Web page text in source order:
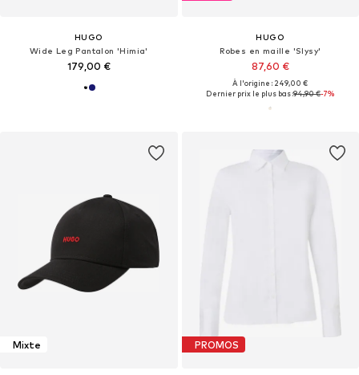
HUGO
Wide Leg Pantalon 'Himia'
179,00 €
HUGO
Robes en maille 'Slysy'
87,60 €
À l'origine : 249,00 €
Dernier prix le plus bas :94,90 €-7%
Mixte PROMOS